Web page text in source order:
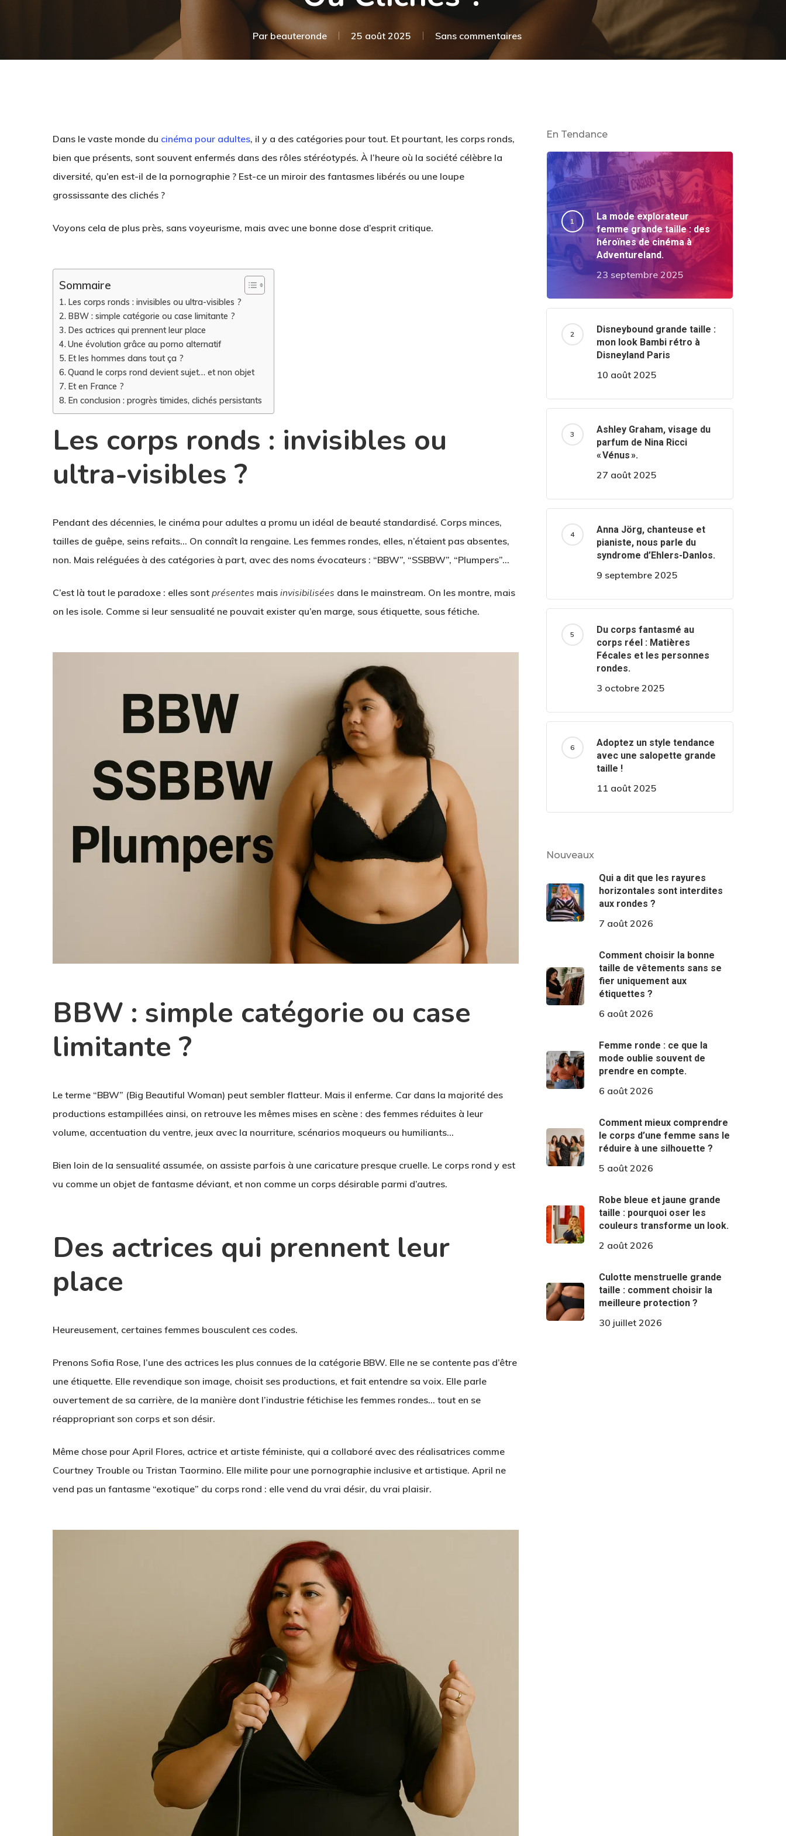
Hit enter to search or ESC to close
Par beauteronde 25 août 2025 Sans commentaires
Dans le vaste monde du cinéma pour adultes, il y a des catégories pour tout. Et pourtant, les corps ronds,
bien que présents, sont souvent enfermés dans des rôles stéréotypés. À l’heure où la société célèbre la
diversité, qu’en est-il de la pornographie ? Est-ce un miroir des fantasmes libérés ou une loupe
grossissante des clichés ?
Voyons cela de plus près, sans voyeurisme, mais avec une bonne dose d’esprit critique.
Sommaire
Les corps ronds : invisibles ou ultra-visibles ?
BBW : simple catégorie ou case limitante ?
Des actrices qui prennent leur place
Une évolution grâce au porno alternatif
Et les hommes dans tout ça ?
Quand le corps rond devient sujet… et non objet
Et en France ?
En conclusion : progrès timides, clichés persistants
Les corps ronds : invisibles ou
ultra-visibles ?
Pendant des décennies, le cinéma pour adultes a promu un idéal de beauté standardisé. Corps minces,
tailles de guêpe, seins refaits… On connaît la rengaine. Les femmes rondes, elles, n’étaient pas absentes,
non. Mais reléguées à des catégories à part, avec des noms évocateurs : “BBW”, “SSBBW”, “Plumpers”…
C’est là tout le paradoxe : elles sont présentes mais invisibilisées dans le mainstream. On les montre, mais
on les isole. Comme si leur sensualité ne pouvait exister qu’en marge, sous étiquette, sous fétiche.
BBW : simple catégorie ou case
limitante ?
Le terme “BBW” (Big Beautiful Woman) peut sembler flatteur. Mais il enferme. Car dans la majorité des
productions estampillées ainsi, on retrouve les mêmes mises en scène : des femmes réduites à leur
volume, accentuation du ventre, jeux avec la nourriture, scénarios moqueurs ou humiliants…
Bien loin de la sensualité assumée, on assiste parfois à une caricature presque cruelle. Le corps rond y est
vu comme un objet de fantasme déviant, et non comme un corps désirable parmi d’autres.
Des actrices qui prennent leur
place
Heureusement, certaines femmes bousculent ces codes.
Prenons Sofia Rose, l’une des actrices les plus connues de la catégorie BBW. Elle ne se contente pas d’être
une étiquette. Elle revendique son image, choisit ses productions, et fait entendre sa voix. Elle parle
ouvertement de sa carrière, de la manière dont l’industrie fétichise les femmes rondes… tout en se
réappropriant son corps et son désir.
Même chose pour April Flores, actrice et artiste féministe, qui a collaboré avec des réalisatrices comme
Courtney Trouble ou Tristan Taormino. Elle milite pour une pornographie inclusive et artistique. April ne
vend pas un fantasme “exotique” du corps rond : elle vend du vrai désir, du vrai plaisir.
En Tendance
La mode explorateur
femme grande taille : des
héroïnes de cinéma à
Adventureland.
23 septembre 2025
Disneybound grande taille :
mon look Bambi rétro à
Disneyland Paris
10 août 2025
Ashley Graham, visage du
parfum de Nina Ricci
« Vénus ».
27 août 2025
Anna Jörg, chanteuse et
pianiste, nous parle du
syndrome d’Ehlers-Danlos.
9 septembre 2025
Du corps fantasmé au
corps réel : Matières
Fécales et les personnes
rondes.
3 octobre 2025
Adoptez un style tendance
avec une salopette grande
taille !
11 août 2025
Nouveaux
Qui a dit que les rayures
horizontales sont interdites
aux rondes ?
7 août 2026
Comment choisir la bonne
taille de vêtements sans se
fier uniquement aux
étiquettes ?
6 août 2026
Femme ronde : ce que la
mode oublie souvent de
prendre en compte.
6 août 2026
Comment mieux comprendre
le corps d’une femme sans le
réduire à une silhouette ?
5 août 2026
Robe bleue et jaune grande
taille : pourquoi oser les
couleurs transforme un look.
2 août 2026
Culotte menstruelle grande
taille : comment choisir la
meilleure protection ?
30 juillet 2026